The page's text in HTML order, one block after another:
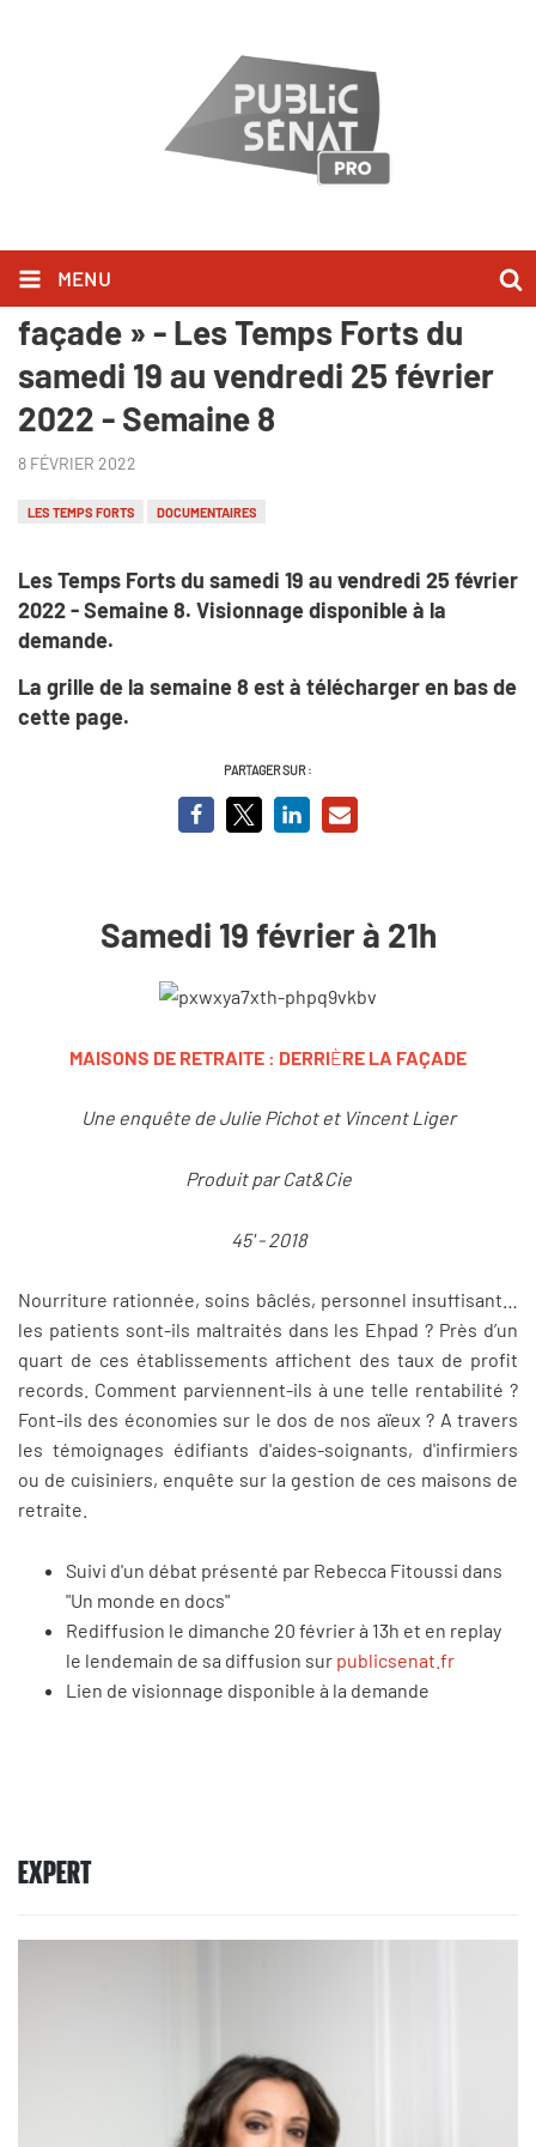
MENU
« Maisons de retraite : derrière la
façade » - Les Temps Forts du
samedi 19 au vendredi 25 février
2022 - Semaine 8
8 FÉVRIER 2022
LES TEMPS FORTS DOCUMENTAIRES
Les Temps Forts du samedi 19 au vendredi 25 février
2022 - Semaine 8. Visionnage disponible à la
demande.
La grille de la semaine 8 est à télécharger en bas de
cette page.
PARTAGER SUR :
Samedi 19 février à 21h
MAISONS DE RETRAITE : DERRIÈRE LA FAÇADE
Une enquête de Julie Pichot et Vincent Liger
Produit par Cat&Cie
45' - 2018
Nourriture rationnée, soins bâclés, personnel insuffisant…
les patients sont-ils maltraités dans les Ehpad ? Près d’un
quart de ces établissements affichent des taux de profit
records. Comment parviennent-ils à une telle rentabilité ?
Font-ils des économies sur le dos de nos aïeux ? A travers
les témoignages édifiants d'aides-soignants, d'infirmiers
ou de cuisiniers, enquête sur la gestion de ces maisons de
retraite.
Suivi d'un débat présenté par Rebecca Fitoussi dans
"Un monde en docs"
Rediffusion le dimanche 20 février à 13h et en replay
le lendemain de sa diffusion sur publicsenat.fr
Lien de visionnage disponible à la demande
EXPERT